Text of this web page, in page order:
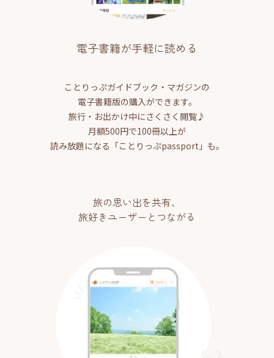
電子書籍が手軽に読める
ことりっぷガイドブック・マガジンの
電子書籍版の購入ができます。
旅行・お出かけ中にさくさく閲覧♪
月額500円で100冊以上が
読み放題になる「ことりっぷpassport」も。
旅の思い出を共有、
旅好きユーザーとつながる